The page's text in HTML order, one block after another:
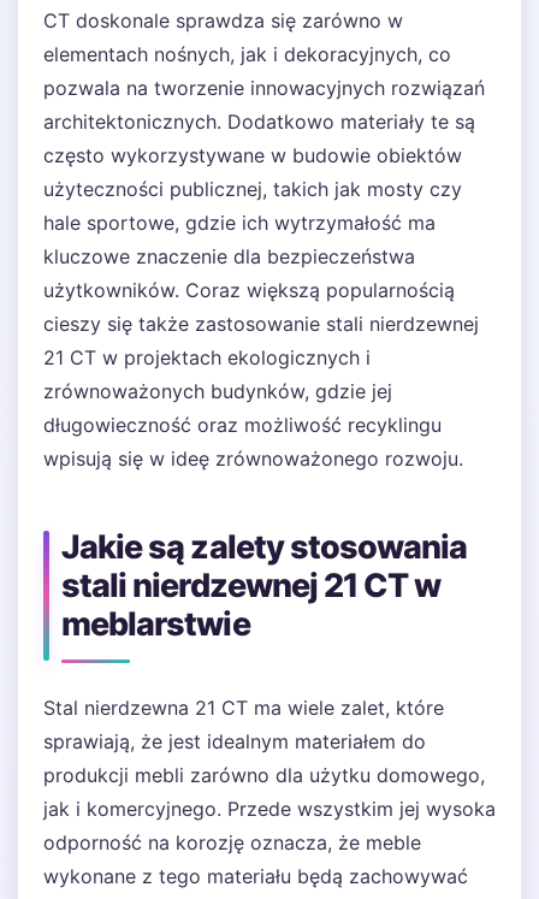
CT doskonale sprawdza się zarówno w
elementach nośnych, jak i dekoracyjnych, co
pozwala na tworzenie innowacyjnych rozwiązań
architektonicznych. Dodatkowo materiały te są
często wykorzystywane w budowie obiektów
użyteczności publicznej, takich jak mosty czy
hale sportowe, gdzie ich wytrzymałość ma
kluczowe znaczenie dla bezpieczeństwa
użytkowników. Coraz większą popularnością
cieszy się także zastosowanie stali nierdzewnej
21 CT w projektach ekologicznych i
zrównoważonych budynków, gdzie jej
długowieczność oraz możliwość recyklingu
wpisują się w ideę zrównoważonego rozwoju.
Jakie są zalety stosowania
stali nierdzewnej 21 CT w
meblarstwie
Stal nierdzewna 21 CT ma wiele zalet, które
sprawiają, że jest idealnym materiałem do
produkcji mebli zarówno dla użytku domowego,
jak i komercyjnego. Przede wszystkim jej wysoka
odporność na korozję oznacza, że meble
wykonane z tego materiału będą zachowywać